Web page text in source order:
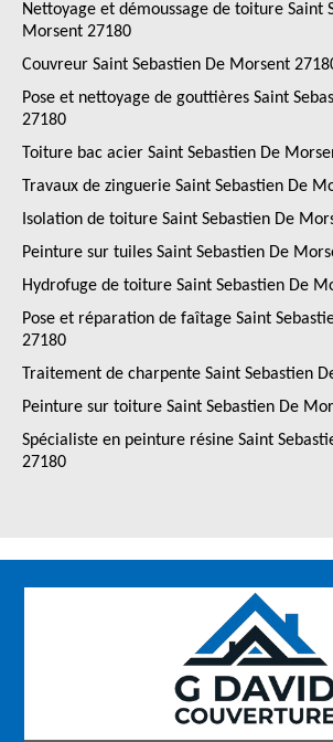
Nettoyage et démoussage de toiture Saint
Morsent 27180
Couvreur Saint Sebastien De Morsent
Pose et nettoyage de gouttières Saint
27180
Toiture bac acier Saint Sebastien De
Travaux de zinguerie Saint Sebastien De
Isolation de toiture Saint Sebastien De
Peinture sur tuiles Saint Sebastien De
Hydrofuge de toiture Saint Sebastien De
Pose et réparation de faîtage Saint
27180
Traitement de charpente Saint Sebastien
Peinture sur toiture Saint Sebastien De
Spécialiste en peinture résine Saint
27180